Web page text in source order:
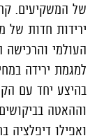
של המשקיעים.
ירידות חדות של
העולמי והרכישה
למגמת ירידה
בהיצע יחד עם
וההאטה
ואפילו דיפלציה